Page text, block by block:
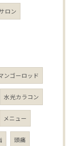
ロン
ンゴーロッド
水光カラコン
メニュー
頭痛